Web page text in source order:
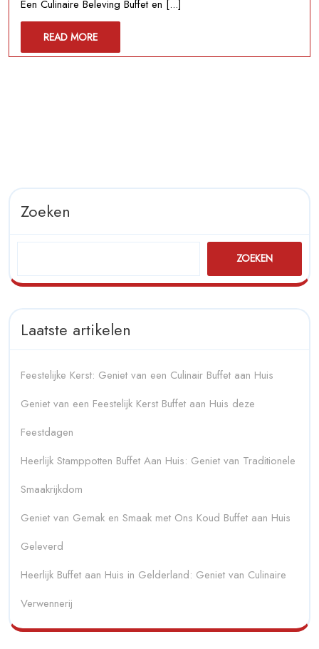
Culinaire
Een Culinaire Beleving Buffet en [...]
READ MOREREAD
MORE
Zoeken
ZOEKEN
Laatste artikelen
Feestelijke Kerst: Geniet van een Culinair Buffet aan Huis
Geniet van een Feestelijk Kerst Buffet aan Huis deze
Feestdagen
Heerlijk Stamppotten Buffet Aan Huis: Geniet van Traditionele
Smaakrijkdom
Geniet van Gemak en Smaak met Ons Koud Buffet aan Huis
Geleverd
Heerlijk Buffet aan Huis in Gelderland: Geniet van Culinaire
Verwennerij